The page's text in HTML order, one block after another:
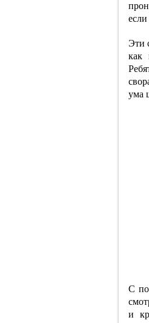
Эти
как
ума
С
и